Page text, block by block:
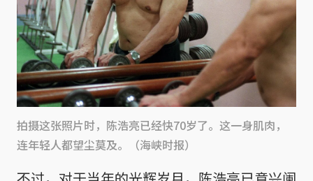
拍摄这张照片时，陈浩亮已经快70岁了。这一身肌肉，
连年轻人都望尘莫及。（海峡时报）